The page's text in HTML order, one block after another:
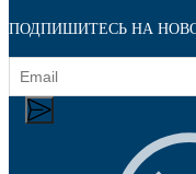
ПОДПИШИТЕСЬ НА